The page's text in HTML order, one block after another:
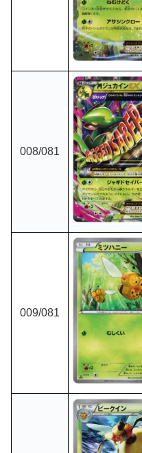
008/081
009/081